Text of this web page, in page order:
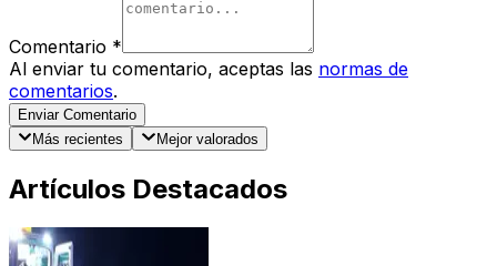
Comentario *
Al enviar tu comentario, aceptas las normas de
comentarios.
Enviar Comentario
Más recientes
Mejor valorados
Artículos Destacados